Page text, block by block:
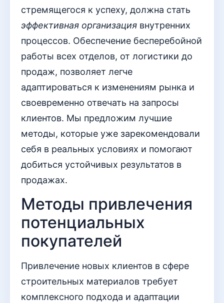
стремящегося к успеху, должна стать
эффективная организация внутренних
процессов. Обеспечение бесперебойной
работы всех отделов, от логистики до
продаж, позволяет легче
адаптироваться к изменениям рынка и
своевременно отвечать на запросы
клиентов. Мы предложим лучшие
методы, которые уже зарекомендовали
себя в реальных условиях и помогают
добиться устойчивых результатов в
продажах.
Методы привлечения
потенциальных
покупателей
Привлечение новых клиентов в сфере
строительных материалов требует
комплексного подхода и адаптации